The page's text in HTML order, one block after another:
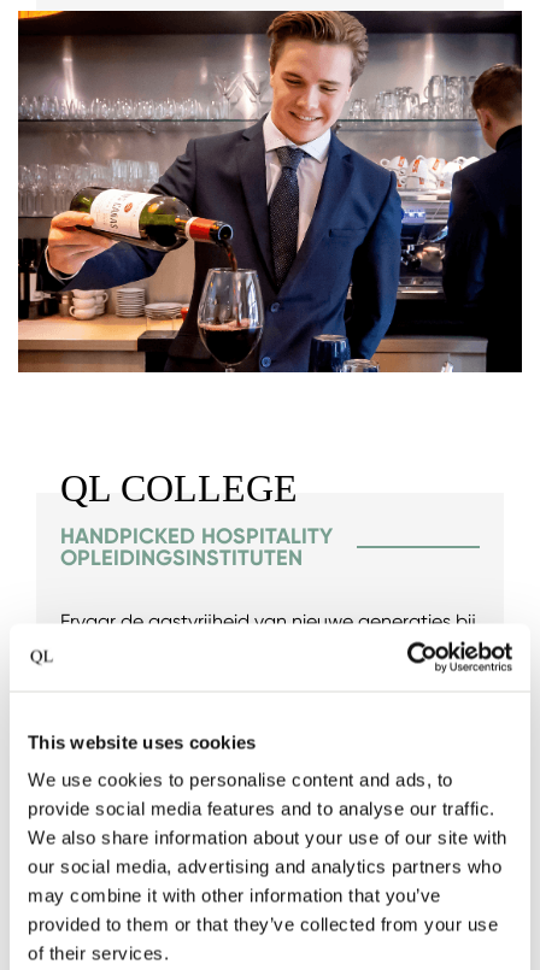
This website uses cookies
We use cookies to personalise content and ads, to
provide social media features and to analyse our traffic.
We also share information about your use of our site with
our social media, advertising and analytics partners who
may combine it with other information that you’ve
provided to them or that they’ve collected from your use
of their services.
QL COLLEGE
HANDPICKED HOSPITALITY
OPLEIDINGSINSTITUTEN
Ervaar de gastvrijheid van nieuwe generaties bij
onze QL College collectie, wij werken samen
leshotel om jong hospitality talent de kans te
geven hun passie in de praktijk te brengen.
Echte gastvrijheid hangt af van het ontwikkelen
en stimuleren van professionele vaardigheden
en talent, en Quality Lodgings streeft ernaar dit
te ondersteunen.